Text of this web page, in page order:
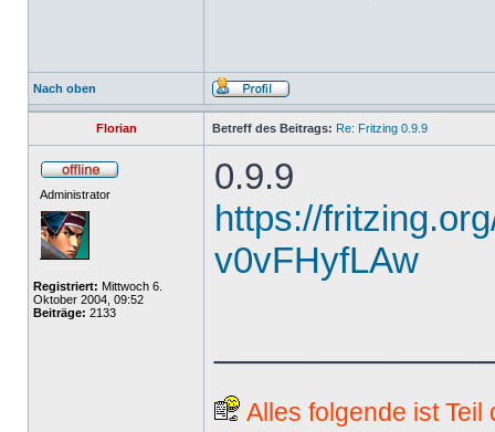
Nach oben
Florian Betreff des Beitrags: Re: Fritzing 0.9.9
Administrator
Registriert: Mittwoch 6.
Oktober 2004, 09:52
Beiträge: 2133
0.9.9
https://
v0vFHyfLAw
Alles folgende ist